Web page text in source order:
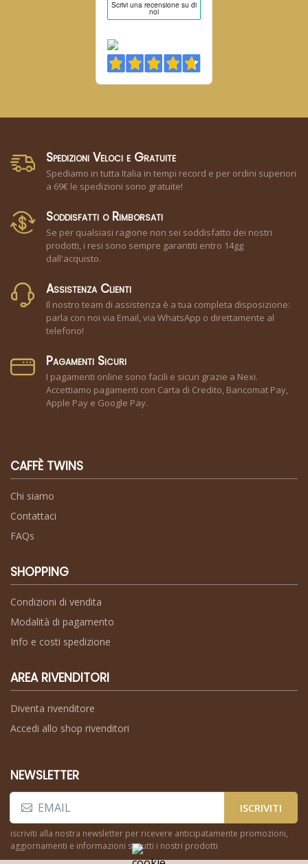
Spedizioni Veloci e Gratuite
Spediamo in tutta Italia in tempi record e per ordini superiori
a 69€ le spedizioni sono gratuite!
Soddisfatti o Rimborsati
Se per qualsiasi ragione non sei soddisfatto dei nostri
prodotti, i resi sono sempre garantiti entro 14gg
dall'acquisto.
Assistenza Clienti
Il nostro team di assistenza è a tua completa disposizione:
parla con noi via Email, via WhatsApp o direttamente al
telefono!
Pagamenti Sicuri
I pagamenti online sono facili e sicuri grazie a Nexi.
Accettiamo pagamenti con Carta di Credito, Bancomat Pay,
Apple Pay e Google Pay.
CAFFÈ TWINS
Chi siamo
Contattaci
FAQs
SHOPPING
Condizioni di vendita
Modalità di pagamento
Info e costi spedizione
AREA RIVENDITORI
Diventa rivenditore
Accedi allo shop rivenditori
NEWSLETTER
ISCRIVITI
iscriviti alla nostra newsletter per ricevere anticipatamente promozioni,
aggiornamenti e informazioni su tutti i nostri prodotti